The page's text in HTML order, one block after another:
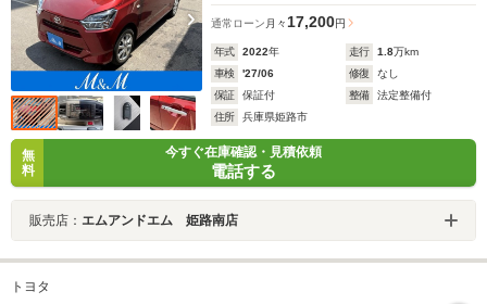
通常ローン 月々17,200円
年式 2022年 走行 1.8万km
車検
'27/06 修復
なし
保証
保証付 整備
法定整備付
住所
兵庫県姫路市
無
料
今すぐ在庫確認・見積依頼
電話する
販売店： エムアンドエム 姫路南店
トヨタ